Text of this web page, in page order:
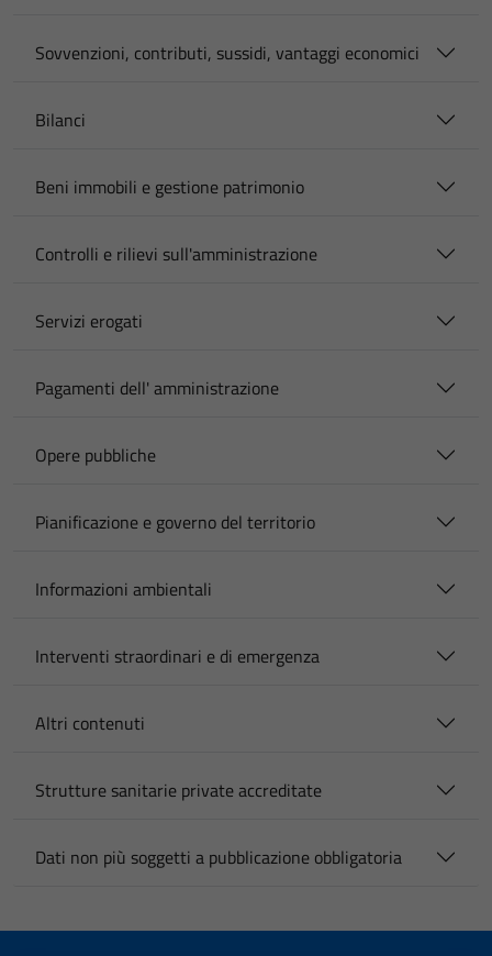
Sovvenzioni, contributi, sussidi, vantaggi economici
Bilanci
Beni immobili e gestione patrimonio
Controlli e rilievi sull'amministrazione
Servizi erogati
Pagamenti dell' amministrazione
Opere pubbliche
Pianificazione e governo del territorio
Informazioni ambientali
Interventi straordinari e di emergenza
Altri contenuti
Strutture sanitarie private accreditate
Dati non più soggetti a pubblicazione obbligatoria